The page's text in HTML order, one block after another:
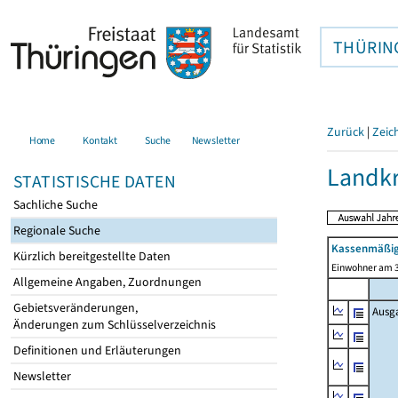
Home Kontakt Suche Newsletter
STATISTISCHE DATEN
Sachliche Suche
Regionale Suche
Kürzlich bereitgestellte Daten
Allgemeine Angaben, Zuordnungen
Gebietsveränderungen,
Änderungen zum Schlüsselverzeichnis
Definitionen und Erläuterungen
Newsletter
Zurück |
Einwohner am